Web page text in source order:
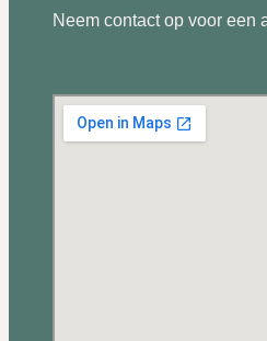
Neem contact op voor een